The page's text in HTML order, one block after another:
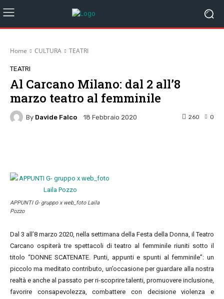
Home CULTURA TEATRI
TEATRI
Al Carcano Milano: dal 2 all’8
marzo teatro al femminile
By Davide Falco 18 Febbraio 2020 0
260
APPUNTI G- gruppo x web_foto Laila
Pozzo
Dal 3 all’8 marzo 2020, nella settimana della Festa della Donna, il Teatro
Carcano ospiterà tre spettacoli di teatro al femminile riuniti sotto il
titolo “DONNE SCATENATE. Punti, appunti e spunti al femminile”: un
piccolo ma meditato contributo, un’occasione per guardare alla nostra
realtà e anche al passato per ri-scoprire talenti, promuovere inclusione,
favorire consapevolezza, combattere con decisione violenza e